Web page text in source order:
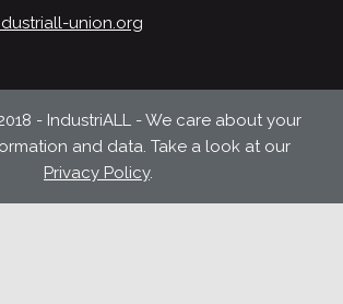
union.org
- IndustriALL - We care about your
and data. Take a look at our
Privacy Policy.